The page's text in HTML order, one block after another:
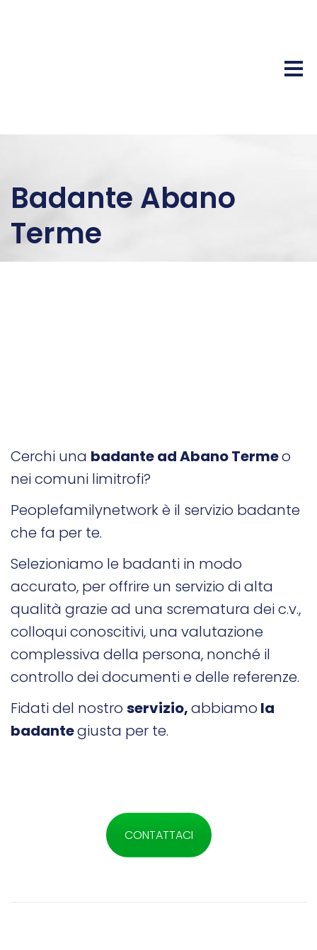
Badante Abano
Terme
Cerchi una badante ad Abano Termeo
nei comuni limitrofi?
Peoplefamilynetwork è il servizio badante
che fa per te.
Selezioniamo le badanti in modo
accurato, per offrire un servizio di alta
qualità grazie ad una scrematura dei c.v.,
colloqui conoscitivi, una valutazione
complessiva della persona, nonché il
controllo dei documenti e delle referenze.
Fidati del nostro servizio,abbiamo la
badantegiusta per te.
CONTATTACI